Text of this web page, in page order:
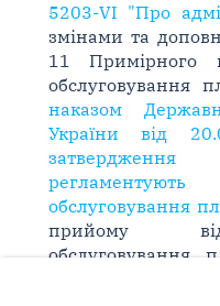
5203-VI "Про
змінами та
11 Примірного
обслуговування
наказом
України від
обслуговування
прийому
обслуговування
створеного при